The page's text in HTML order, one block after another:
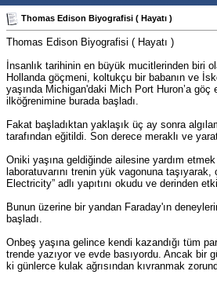
Thomas Edison Biyografisi ( Hayatı )
Thomas Edison Biyografisi ( Hayatı )
İnsanlık tarihinin en büyük mucitlerinden biri
Hollanda göçmeni, koltukçu bir babanın ve
yaşında Michigan'daki Mich Port Huron’a
ilköğrenimine burada başladı.
Fakat başladıktan yaklaşık üç ay sonra
tarafından eğitildi. Son derece meraklı ve
Oniki yaşına geldiğinde ailesine yardım
laboratuvarını trenin yük vagonuna
Electricity” adlı yapıtını okudu ve derinden
Bunun üzerine bir yandan Faraday'ın
başladı.
Onbeş yaşına gelince kendi kazandığı tüm
trende yazıyor ve evde basıyordu. Ancak bir
ki günlerce kulak ağrısından kıvranmak